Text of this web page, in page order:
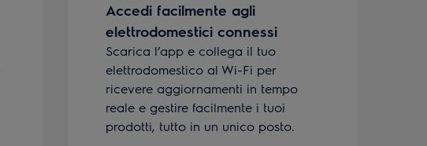
Accedi facilmente agli
elettrodomestici connessi
Scarica l’app e collega il tuo
elettrodomestico al Wi-Fi per
ricevere aggiornamenti in tempo
reale e gestire facilmente i tuoi
prodotti, tutto in un unico posto.